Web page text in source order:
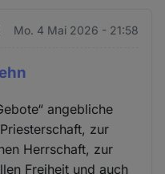
Mo. 4 Mai 2026 - 21:58
angebliche
zur
Herrschaft, zur
Freiheit und auch